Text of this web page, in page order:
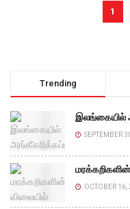
1
Trending
இலங்கையில்
SEPTEMBER
OCTOBER 16,